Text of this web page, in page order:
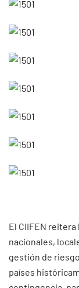
El CIIFEN
nacionales,
gestión de
países